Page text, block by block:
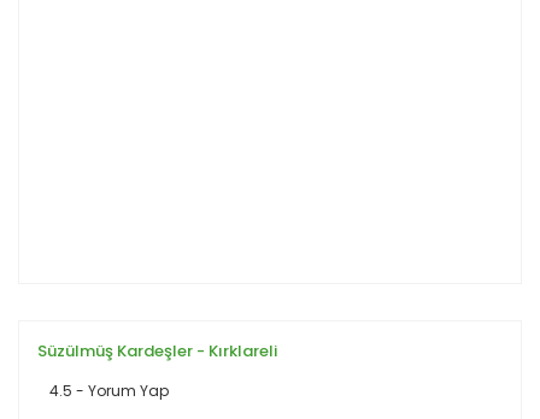
Süzülmüş Kardeşler - Kırklareli
4.5 - Yorum Yap